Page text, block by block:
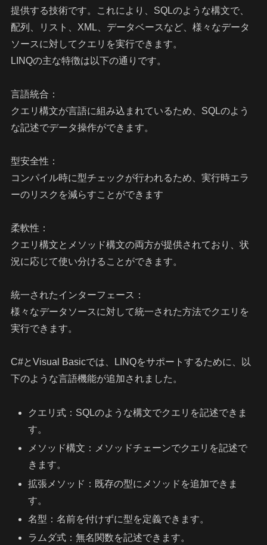
提供する技術です。これにより、SQLのような構文で、
配列、リスト、XML、データベースなど、様々なデータ
ソースに対してクエリを実行できます。
LINQの主な特徴は以下の通りです。
言語統合：
クエリ構文が言語に組み込まれているため、SQLのよう
な記述でデータ操作ができます。
型安全性：
コンパイル時に型チェックが行われるため、実行時エラ
ーのリスクを減らすことができます
柔軟性：
クエリ構文とメソッド構文の両方が提供されており、状
況に応じて使い分けることができます。
統一されたインターフェース：
様々なデータソースに対して統一された方法でクエリを
実行できます。
C#とVisual Basicでは、LINQをサポートするために、以
下のような言語機能が追加されました。
クエリ式：SQLのような構文でクエリを記述できま
す。
メソッド構文：メソッドチェーンでクエリを記述で
きます。
拡張メソッド：既存の型にメソッドを追加できま
す。
名型：名前を付けずに型を定義できます。
ラムダ式：無名関数を記述できます。